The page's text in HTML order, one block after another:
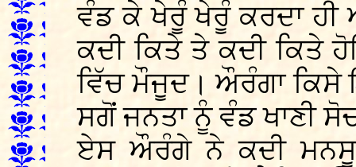
ਵੰਡ ਕੇ ਖੇਰੂੰ ਖੇਰੂੰ ਕਰਦਾ
ਕਦੀ ਕਿਤੇ ਤੇ ਕਦੀ ਕਿਤੇ
ਵਿੱਚ ਮੌਜੂਦ। ਔਰੰਗਾ ਕਿਸੇ
ਸਗੋਂ ਜਨਤਾ ਨੂੰ ਵੰਡ ਖਾਣੀ
ਏਸ ਔਰੰਗੇ ਨੇ ਕਦੀ